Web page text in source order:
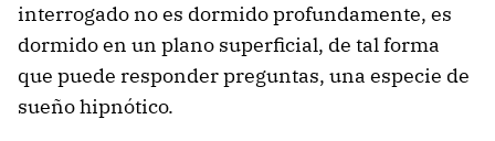
interrogado no es dormido profundamente, es
dormido en un plano superficial, de tal forma
que puede responder preguntas, una especie de
sueño hipnótico.